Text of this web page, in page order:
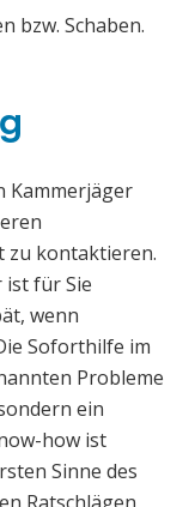
bzw. Schaben.
Kammerjäger
zu kontaktieren.
ist für Sie
wenn
Soforthilfe im
Probleme
ein
how ist
Sinne des